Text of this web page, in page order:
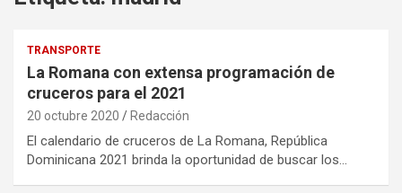
TRANSPORTE
La Romana con extensa programación de
cruceros para el 2021
20 octubre 2020 Redacción
El calendario de cruceros de La Romana, República
Dominicana 2021 brinda la oportunidad de buscar los…